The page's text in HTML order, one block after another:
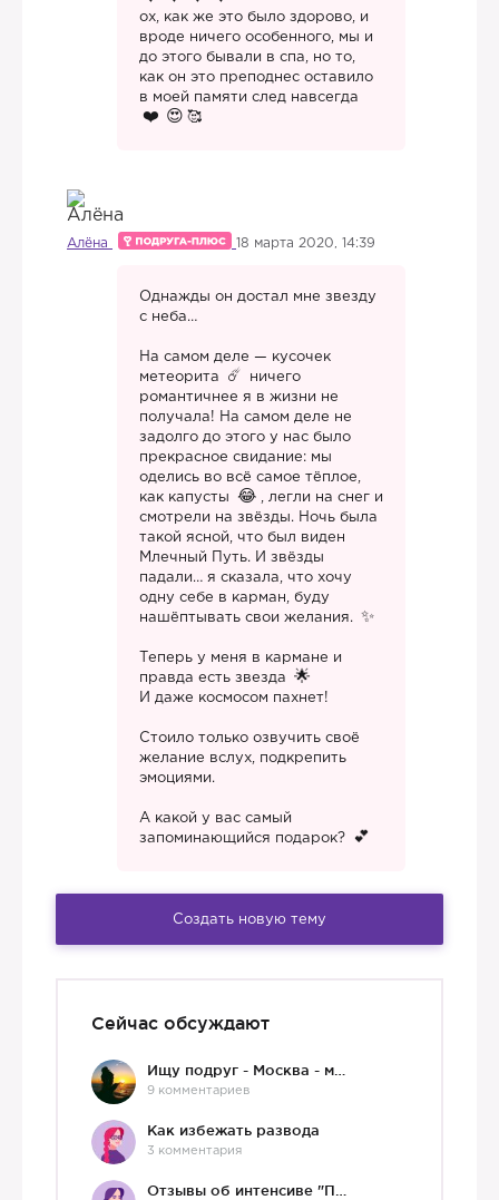
ох, как же это было здорово, и
вроде ничего особенного, мы и
до этого бывали в спа, но то,
как он это преподнес оставило
в моей памяти след навсегда
🥰
Алёна 18 марта 2020, 14:39
Однажды он достал мне звезду
с неба…
На самом деле — кусочек
метеорита
ничего
романтичнее я в жизни не
получала! На самом деле не
задолго до этого у нас было
прекрасное свидание: мы
оделись во всё самое тёплое,
как капусты
, легли на снег и
смотрели на звёзды. Ночь была
такой ясной, что был виден
Млечный Путь. И звёзды
падали… я сказала, что хочу
одну себе в карман, буду
нашёптывать свои желания.
Теперь у меня в кармане и
правда есть звезда
И даже космосом пахнет!
Стоило только озвучить своё
желание вслух, подкрепить
эмоциями.
А какой у вас самый
запоминающийся подарок?
Создать новую тему
Сейчас обсуждают
9 комментариев
Как избежать развода
3 комментария